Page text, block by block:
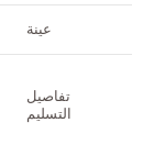
عينة
تفاصيل
التسليم